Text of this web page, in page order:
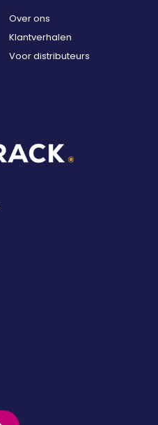
Over ons
Klantverhalen
Voor distributeurs